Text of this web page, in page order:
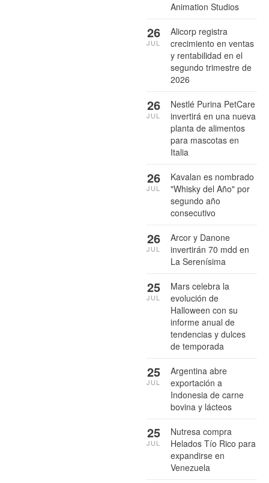
Animation Studios
Alicorp registra
crecimiento en ventas
y rentabilidad en el
segundo trimestre de
2026
26
JUL
Nestlé Purina PetCare
invertirá en una nueva
planta de alimentos
para mascotas en
Italia
26
JUL
Kavalan es nombrado
"Whisky del Año" por
segundo año
consecutivo
26
JUL
Arcor y Danone
invertirán 70 mdd en
La Serenísima
26
JUL
Mars celebra la
evolución de
Halloween con su
informe anual de
tendencias y dulces
de temporada
25
JUL
Argentina abre
exportación a
Indonesia de carne
bovina y lácteos
25
JUL
Nutresa compra
Helados Tío Rico para
expandirse en
Venezuela
25
JUL